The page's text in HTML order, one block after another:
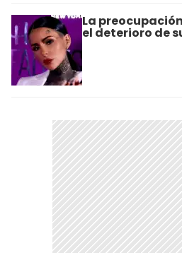
La
el deterioro de